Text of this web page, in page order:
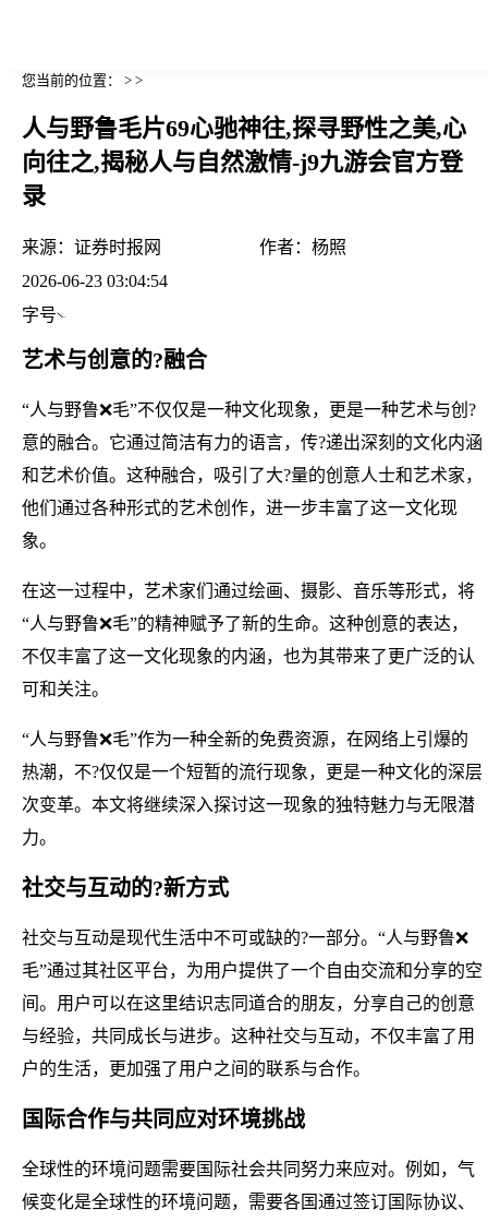
您当前的位置： > >
人与野鲁毛片69心驰神往,探寻野性之美,心
向往之,揭秘人与自然激情-j9九游会官方登
录
来源： 证券时报网 作者： 杨照
2026-06-23 03:04:54
字号
艺术与创意的?融合
“人与野鲁❌毛”不仅仅是一种文化现象，更是一种艺术与创?
意的融合。它通过简洁有力的语言，传?递出深刻的文化内涵
和艺术价值。这种融合，吸引了大?量的创意人士和艺术家，
他们通过各种形式的艺术创作，进一步丰富了这一文化现
象。
在这一过程中，艺术家们通过绘画、摄影、音乐等形式，将
“人与野鲁❌毛”的精神赋予了新的生命。这种创意的表达，
不仅丰富了这一文化现象的内涵，也为其带来了更广泛的认
可和关注。
“人与野鲁❌毛”作为一种全新的免费资源，在网络上引爆的
热潮，不?仅仅是一个短暂的流行现象，更是一种文化的深层
次变革。本文将继续深入探讨这一现象的独特魅力与无限潜
力。
社交与互动的?新方式
社交与互动是现代生活中不可或缺的?一部分。“人与野鲁❌
毛”通过其社区平台，为用户提供了一个自由交流和分享的空
间。用户可以在这里结识志同道合的朋友，分享自己的创意
与经验，共同成长与进步。这种社交与互动，不仅丰富了用
户的生活，更加强了用户之间的联系与合作。
国际合作与共同应对环境挑战
全球性的环境问题需要国际社会共同努力来应对。例如，气
候变化是全球性的环境问题，需要各国通过签订国际协议、